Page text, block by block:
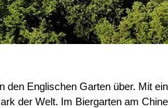
den Englischen Garten über. Mit
der Welt. Im Biergarten am